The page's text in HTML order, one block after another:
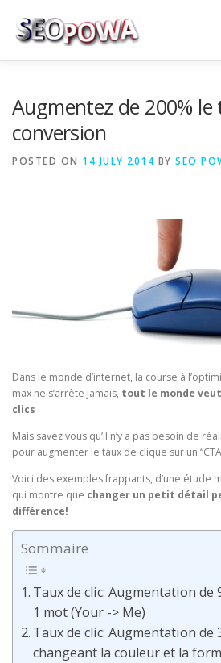
Augmentez de 200% le
conversion
POSTED ON 14 JULY 2014 BY SEO
Dans le monde d’internet, la course à
max ne s’arrête jamais, tout le monde
clics
Mais savez vous qu’il n’y a pas besoin de
pour augmenter le taux de clique sur un
Voici des exemples frappants, d’une étude
qui montre que changer un petit détail
différence!
Sommaire
Taux de clic: Augmentation de
1 mot (Your -> Me)
Taux de clic: Augmentation de
changeant la couleur et la